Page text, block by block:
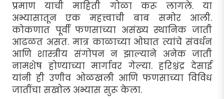
प्रमाण याची माहिती गोळा करू लागले. या
अभ्यासातून एक महत्त्वाची बाब समोर आली.
कोकणात पूर्वी फणसाच्या असंख्य स्थानिक जाती
आढळत असत. मात्र काळाच्या ओघात त्यांचे संवर्धन
आणि शास्त्रीय संगोपन न झाल्याने अनेक जाती
नामशेष होण्याच्या मार्गावर गेल्या. हरिश्चंद्र देसाई
यांनी ही उणीव ओळखली आणि फणसाच्या विविध
जातींचा सखोल अभ्यास सुरू केला.